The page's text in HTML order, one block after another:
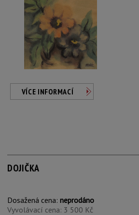
VÍCE INFORMACÍ
DOJIČKA
Dosažená cena: neprodáno
Vyvolávací cena: 3 500 Kč